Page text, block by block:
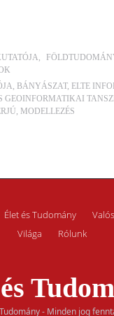
BÁNYÁSZAT ELTE
GEOINFORMATIKAI
MODELLEZÉS
Élet és Tudomány
Világa
Rólunk
- Minden jog